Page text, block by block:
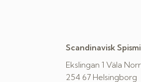
Scandinavisk
Ekslingan 1 Väla
254 67 Helsingborg